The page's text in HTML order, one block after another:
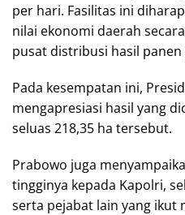
per hari. Fasilitas ini
nilai ekonomi daerah
pusat distribusi hasil
Pada kesempatan ini,
mengapresiasi hasil yang
seluas 218,35 ha tersebut.
Prabowo juga
tingginya kepada Kapolri,
serta pejabat lain yang ikut